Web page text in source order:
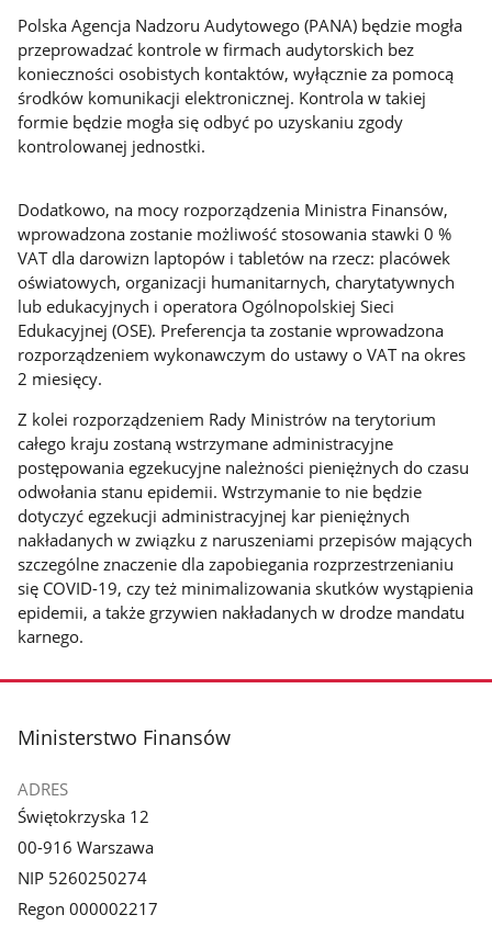
Polska Agencja Nadzoru Audytowego (PANA) będzie mogła
przeprowadzać kontrole w firmach audytorskich bez
konieczności osobistych kontaktów, wyłącznie za pomocą
środków komunikacji elektronicznej. Kontrola w takiej
formie będzie mogła się odbyć po uzyskaniu zgody
kontrolowanej jednostki.
Dodatkowo, na mocy rozporządzenia Ministra Finansów,
wprowadzona zostanie możliwość stosowania stawki 0 %
VAT dla darowizn laptopów i tabletów na rzecz: placówek
oświatowych, organizacji humanitarnych, charytatywnych
lub edukacyjnych i operatora Ogólnopolskiej Sieci
Edukacyjnej (OSE). Preferencja ta zostanie wprowadzona
rozporządzeniem wykonawczym do ustawy o VAT na okres
2 miesięcy.
Z kolei rozporządzeniem Rady Ministrów na terytorium
całego kraju zostaną wstrzymane administracyjne
postępowania egzekucyjne należności pieniężnych do czasu
odwołania stanu epidemii. Wstrzymanie to nie będzie
dotyczyć egzekucji administracyjnej kar pieniężnych
nakładanych w związku z naruszeniami przepisów mających
szczególne znaczenie dla zapobiegania rozprzestrzenianiu
się COVID-19, czy też minimalizowania skutków wystąpienia
epidemii, a także grzywien nakładanych w drodze mandatu
karnego.
stopka
Ministerstwo Finansów
ADRES
Świętokrzyska 12
00-916 Warszawa
NIP 5260250274
Regon 000002217